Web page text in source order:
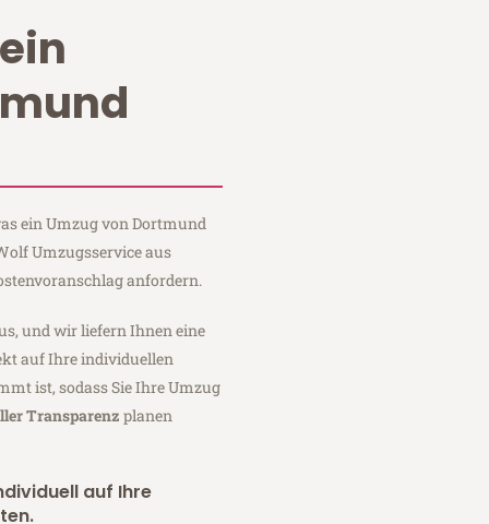
ein Umzug von Dortmund
Umzugsservice aus
anfordern.
und wir liefern Ihnen eine
auf Ihre individuellen
ist, sodass Sie Ihre Umzug
Transparenz planen
auf Ihre